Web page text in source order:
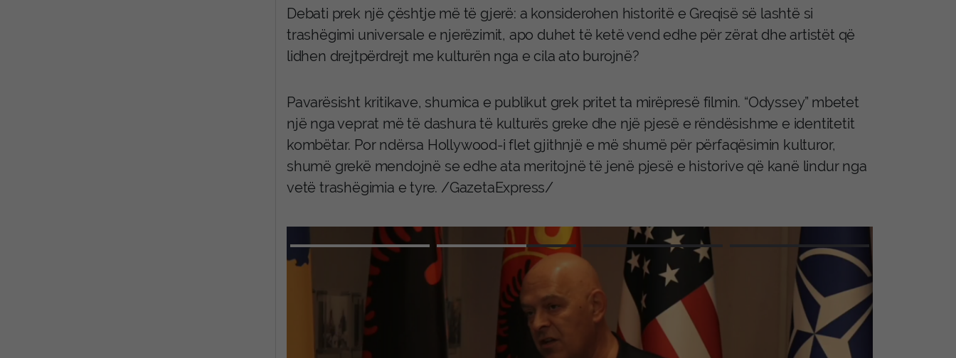
Debati prek një çështje më të gjerë: a konsiderohen historitë e Greqisë së lashtë si
trashëgimi universale e njerëzimit, apo duhet të ketë vend edhe për zërat dhe artistët që
lidhen drejtpërdrejt me kulturën nga e cila ato burojnë?
Pavarësisht kritikave, shumica e publikut grek pritet ta mirëpresë filmin. “Odyssey” mbetet
një nga veprat më të dashura të kulturës greke dhe një pjesë e rëndësishme e identitetit
kombëtar. Por ndërsa Hollywood-i flet gjithnjë e më shumë për përfaqësimin kulturor,
shumë grekë mendojnë se edhe ata meritojnë të jenë pjesë e historive që kanë lindur nga
vetë trashëgimia e tyre. /GazetaExpress/